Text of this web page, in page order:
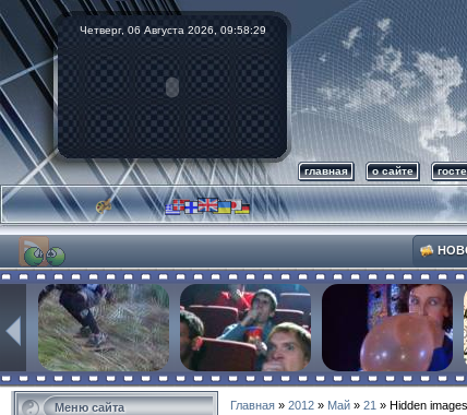
Четверг, 06 Августа 2026, 09:58:30
главная о сайте
Меню сайта Главная » 2012 » Май » 21 » Hidden